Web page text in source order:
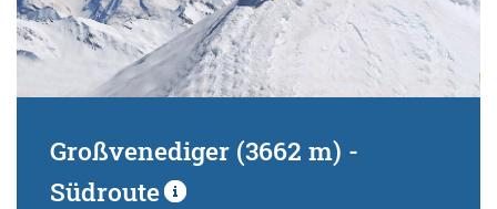
Großvenediger (3662 m) -
Südroute